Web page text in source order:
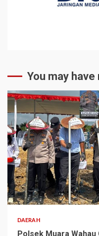
You may have
2 min read
DAERAH
Polsek Muara